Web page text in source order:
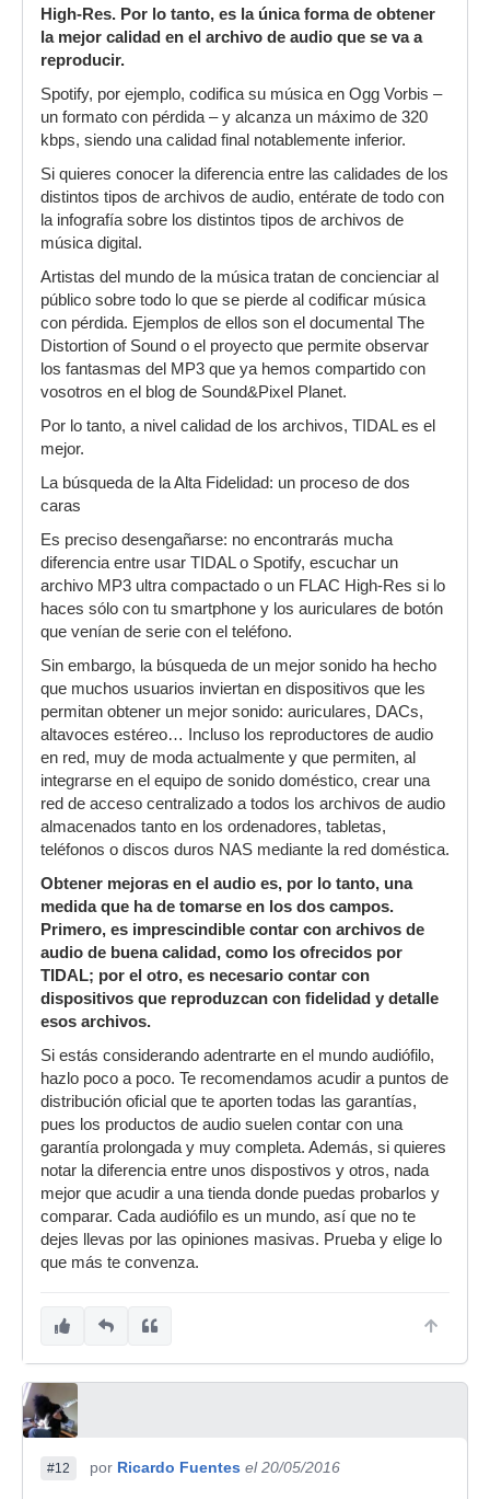
High-Res. Por lo tanto, es la única forma de obtener
la mejor calidad en el archivo de audio que se va a
reproducir.
Spotify, por ejemplo, codifica su música en Ogg Vorbis –
un formato con pérdida – y alcanza un máximo de 320
kbps, siendo una calidad final notablemente inferior.
Si quieres conocer la diferencia entre las calidades de los
distintos tipos de archivos de audio, entérate de todo con
la infografía sobre los distintos tipos de archivos de
música digital.
Artistas del mundo de la música tratan de concienciar al
público sobre todo lo que se pierde al codificar música
con pérdida. Ejemplos de ellos son el documental The
Distortion of Sound o el proyecto que permite observar
los fantasmas del MP3 que ya hemos compartido con
vosotros en el blog de Sound&Pixel Planet.
Por lo tanto, a nivel calidad de los archivos, TIDAL es el
mejor.
La búsqueda de la Alta Fidelidad: un proceso de dos
caras
Es preciso desengañarse: no encontrarás mucha
diferencia entre usar TIDAL o Spotify, escuchar un
archivo MP3 ultra compactado o un FLAC High-Res si lo
haces sólo con tu smartphone y los auriculares de botón
que venían de serie con el teléfono.
Sin embargo, la búsqueda de un mejor sonido ha hecho
que muchos usuarios inviertan en dispositivos que les
permitan obtener un mejor sonido: auriculares, DACs,
altavoces estéreo… Incluso los reproductores de audio
en red, muy de moda actualmente y que permiten, al
integrarse en el equipo de sonido doméstico, crear una
red de acceso centralizado a todos los archivos de audio
almacenados tanto en los ordenadores, tabletas,
teléfonos o discos duros NAS mediante la red doméstica.
Obtener mejoras en el audio es, por lo tanto, una
medida que ha de tomarse en los dos campos.
Primero, es imprescindible contar con archivos de
audio de buena calidad, como los ofrecidos por
TIDAL; por el otro, es necesario contar con
dispositivos que reproduzcan con fidelidad y detalle
esos archivos.
Si estás considerando adentrarte en el mundo audiófilo,
hazlo poco a poco. Te recomendamos acudir a puntos de
distribución oficial que te aporten todas las garantías,
pues los productos de audio suelen contar con una
garantía prolongada y muy completa. Además, si quieres
notar la diferencia entre unos dispostivos y otros, nada
mejor que acudir a una tienda donde puedas probarlos y
comparar. Cada audiófilo es un mundo, así que no te
dejes llevas por las opiniones masivas. Prueba y elige lo
que más te convenza.
#12 por Ricardo Fuentes el 20/05/2016